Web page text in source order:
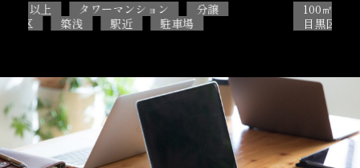
100㎡以上 5SLDK
ペット相談可能
目黒区
閑静な住宅街